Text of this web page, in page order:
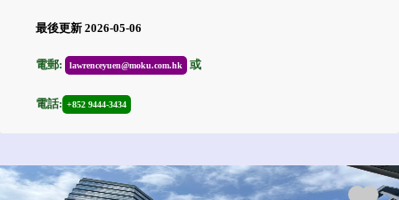
最後更新 2026-05-06
電郵: lawrenceyuen@moku.com.hk 或
電話: +852 9444-3434